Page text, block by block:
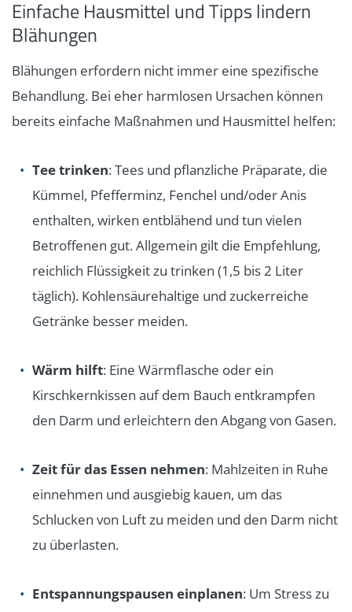
Einfache Hausmittel und Tipps lindern
Blähungen
Blähungen erfordern nicht immer eine spezifische
Behandlung. Bei eher harmlosen Ursachen können
bereits einfache Maßnahmen und Hausmittel helfen:
Tee trinken: Tees und pflanzliche Präparate, die
Kümmel, Pfefferminz, Fenchel und/oder Anis
enthalten, wirken entblähend und tun vielen
Betroffenen gut. Allgemein gilt die Empfehlung,
reichlich Flüssigkeit zu trinken (1,5 bis 2 Liter
täglich). Kohlensäurehaltige und zuckerreiche
Getränke besser meiden.
Wärm hilft: Eine Wärmflasche oder ein
Kirschkernkissen auf dem Bauch entkrampfen
den Darm und erleichtern den Abgang von Gasen.
Zeit für das Essen nehmen: Mahlzeiten in Ruhe
einnehmen und ausgiebig kauen, um das
Schlucken von Luft zu meiden und den Darm nicht
zu überlasten.
Entspannungspausen einplanen: Um Stress zu